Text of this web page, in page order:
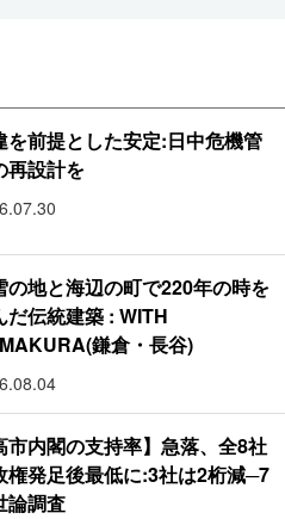
を前提とした安定:日中危機管
再設計を
の地と海辺の町で220年の時を
だ伝統建築 : WITH
鎌倉・長谷)
市内閣の支持率】急落、全8社
権発足後最低に:3社は2桁減─7
論調査